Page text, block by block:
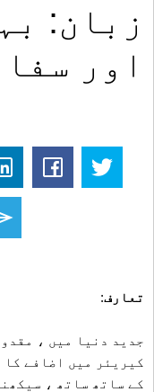
زبان:
اور
تعارف:
جدید دنیا میں ،
کیریئر میں اضافے
کے ساتھ ساتھ ،